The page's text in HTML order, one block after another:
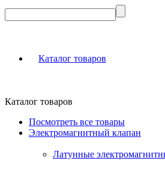
Каталог товаров
Каталог товаров
Посмотреть все товары
Электромагнитный клапан
Латунные